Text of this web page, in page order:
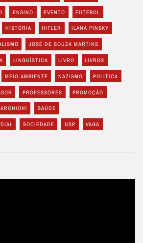
ENSINO EVENTO FUTEBOL
HISTÓRIA HITLER ILANA PINSKY
JOSÉ DE SOUZA MARTINS
LINGUÍSTICA LIVRO LIVROS
MEIO AMBIENTE NAZISMO POLITICA
PROFESSORES PROMOÇÃO
SAÚDE
SOCIEDADE USP VAGA